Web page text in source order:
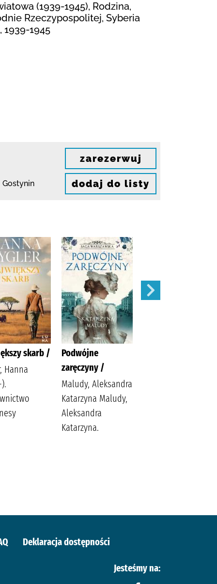
(1939-1945), Rodzina,
Rzeczypospolitej, Syberia
1939-1945
zarezerwuj
dodaj do listy
skarb /
Hanna
Podwójne
zaręczyny /
Maludy, Aleksandra
Katarzyna Maludy,
Aleksandra
Katarzyna.
Deklaracja dostępności
Jesteśmy na: